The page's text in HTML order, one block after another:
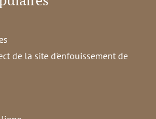
de la site d'enfouissement de